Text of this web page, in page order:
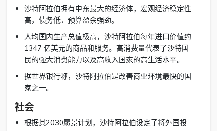
沙特阿拉伯拥有中东最大的经济体，宏观经济稳定性
高，债务低，预算盈余强劲。
人均国内生产总值极高，沙特阿拉伯每年进口价值约
1347 亿美元的商品和服务。高消费量代表了沙特国
民的强大消费能力以及高收入国家的高生活水平。
据世界银行称，沙特阿拉伯是改善商业环境最快的国
家之一。
社会
根据其2030愿景计划，沙特阿拉伯设定了将外国投